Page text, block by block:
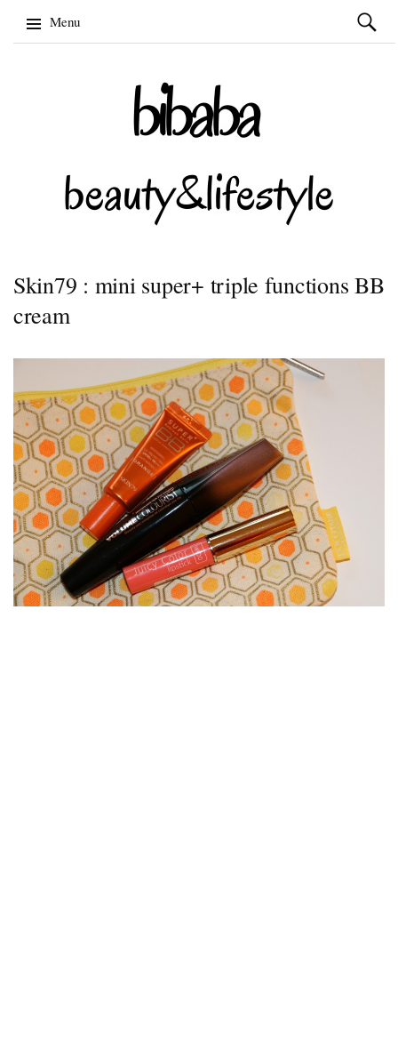
Menu
Szukaj:
Skin79 : mini super+ triple functions BB
cream